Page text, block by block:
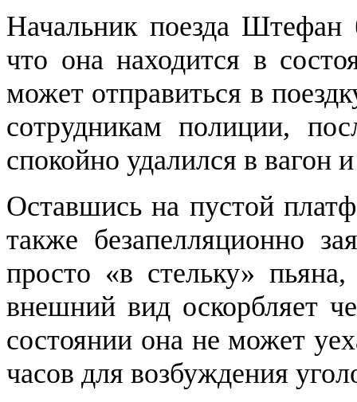
Начальник поезда Штефан
что она находится в
может отправиться в
сотрудникам полиции,
спокойно удалился в
Оставшись на пустой
также безапелляционно
просто «в стельку»
внешний вид оскорбляет
состоянии она не может
часов для возбуждения